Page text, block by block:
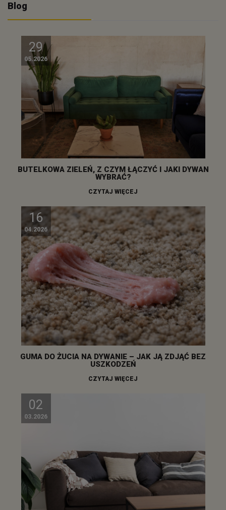
Blog
29
05.2026
BUTELKOWA ZIELEŃ, Z CZYM ŁĄCZYĆ I JAKI DYWAN
WYBRAĆ?
CZYTAJ WIĘCEJ
16
04.2026
GUMA DO ŻUCIA NA DYWANIE – JAK JĄ ZDJĄĆ BEZ
USZKODZEŃ
CZYTAJ WIĘCEJ
02
03.2026